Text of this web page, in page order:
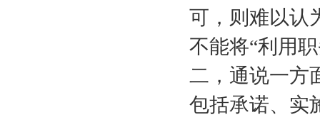
可，则难以认
不能将“利用
二，通说一方
包括承诺、实